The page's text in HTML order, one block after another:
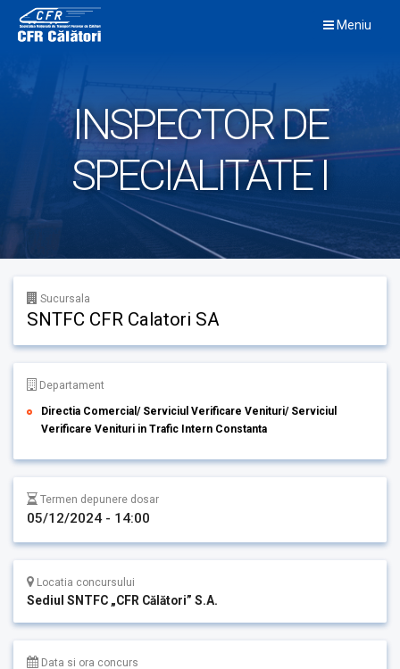
content
Meniu
INSPECTOR DE
SPECIALITATE I
Sucursala
SNTFC CFR Calatori SA
Departament
Directia Comercial/ Serviciul Verificare Venituri/ Serviciul
Verificare Venituri in Trafic Intern Constanta
Termen depunere dosar
05/12/2024 - 14:00
Locatia concursului
Sediul SNTFC „CFR Călători” S.A.
Data si ora concurs